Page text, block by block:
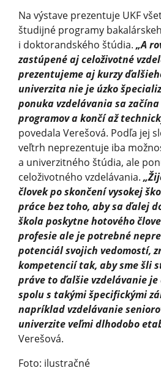
Na výstave prezentuje UKF
študijné programy
i doktorandského štúdia. „A
zastúpené aj celoživotné
prezentujeme aj kurzy
univerzita nie je úzko
ponuka vzdelávania sa
programov a končí až
povedala Verešová. Podľa jej
veľtrh neprezentuje iba
a univerzitného štúdia, ale
celoživotného vzdelávania.
človek po skončení vysokej
práce bez toho, aby sa ďalej
škola poskytne hotového
profesie ale je potrebné
potenciál svojich vedomostí,
kompetencií tak, aby sme šli
práve to ďalšie vzdelávanie je
spolu s takými špecifickými
napríklad vzdelávanie
univerzite veľmi dlhodobo
Verešová.
Foto: ilustračné